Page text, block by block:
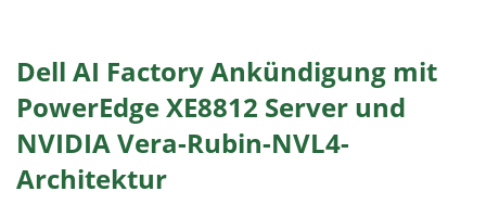
Dell AI Factory Ankündigung mit
PowerEdge XE8812 Server und
NVIDIA Vera-Rubin-NVL4-
Architektur